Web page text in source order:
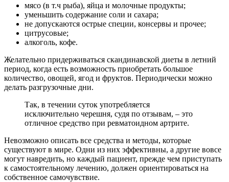
мясо (в т.ч рыба), яйца и молочные продукты;
уменьшить содержание соли и сахара;
не допускаются острые специи, консервы и прочее;
цитрусовые;
алкоголь, кофе.
Желательно придерживаться скандинавской диеты в летний
период, когда есть возможность приобретать большое
количество, овощей, ягод и фруктов. Периодически можно
делать разгрузочные дни.
Так, в течении суток употребляется
исключительно черешня, судя по отзывам, – это
отличное средство при ревматоидном артрите.
Невозможно описать все средства и методы, которые
существуют в мире. Одни из них эффективны, а другие вовсе
могут навредить, но каждый пациент, прежде чем приступать
к самостоятельному лечению, должен ориентироваться на
собственное самочувствие.